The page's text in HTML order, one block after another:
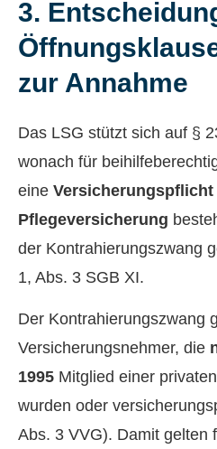
3.
zur Annahme
Das LSG stützt sich auf §
wonach für
eine
Pflege­ver­si­che­rung
der Kontrahierungszwang
1, Abs. 3 SGB XI.
Der Kontrahierungszwang
Versicherungsnehmer, die
1995 Mitglied einer
wurden oder
Abs. 3 VVG). Damit gelten